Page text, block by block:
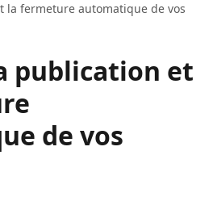
la fermeture automatique de vos
publication et
de vos